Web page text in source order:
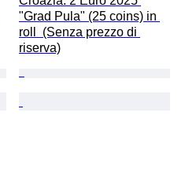
"Grad Pula" (25 coins) in
roll  (Senza prezzo di
riserva)